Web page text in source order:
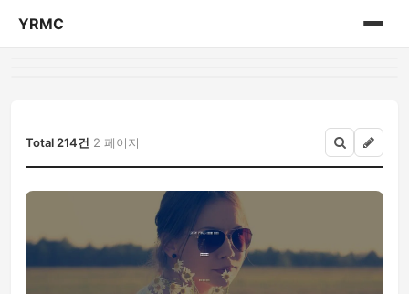
YRMC
Total 214건 2 페이지